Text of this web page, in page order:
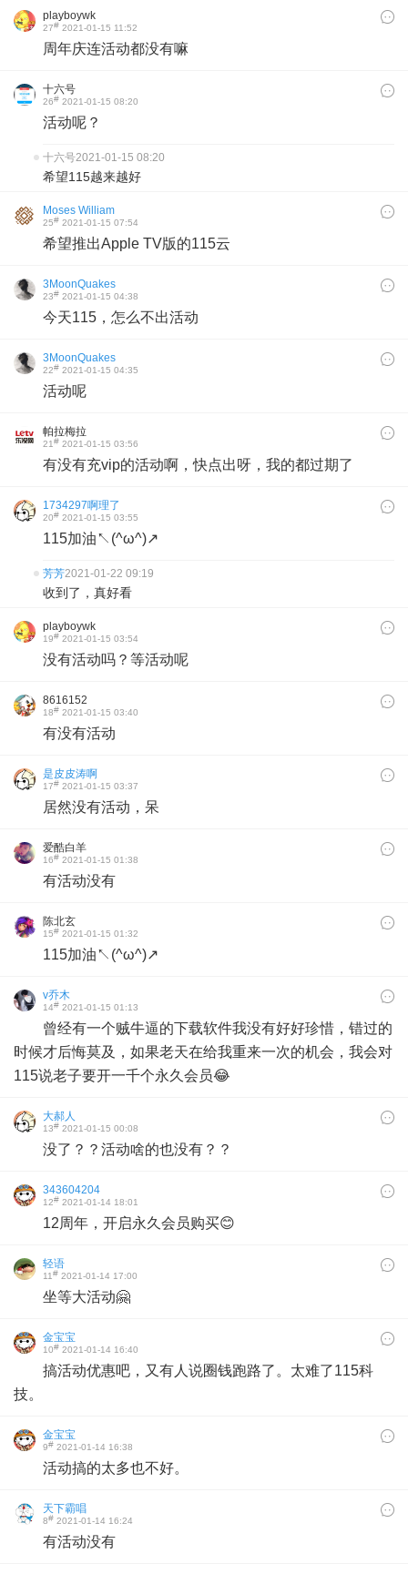
playboywk
27# 2021-01-15 11:52
周年庆连活动都没有嘛
十六号
26# 2021-01-15 08:20
活动呢？
十六号2021-01-15 08:20
希望115越来越好
Moses William
25# 2021-01-15 07:54
希望推出Apple TV版的115云
3MoonQuakes
23# 2021-01-15 04:38
今天115，怎么不出活动
3MoonQuakes
22# 2021-01-15 04:35
活动呢
帕拉梅拉
21# 2021-01-15 03:56
有没有充vip的活动啊，快点出呀，我的都过期了
1734297啊理了
20# 2021-01-15 03:55
115加油↖(^ω^)↗
芳芳2021-01-22 09:19
收到了，真好看
playboywk
19# 2021-01-15 03:54
没有活动吗？等活动呢
8616152
18# 2021-01-15 03:40
有没有活动
是皮皮涛啊
17# 2021-01-15 03:37
居然没有活动，呆
爱酷白羊
16# 2021-01-15 01:38
有活动没有
陈北玄
15# 2021-01-15 01:32
115加油↖(^ω^)↗
v乔木
14# 2021-01-15 01:13
曾经有一个贼牛逼的下载软件我没有好好珍惜，错过的
时候才后悔莫及，如果老天在给我重来一次的机会，我会对
115说老子要开一千个永久会员😂
大郝人
13# 2021-01-15 00:08
没了？？活动啥的也没有？？
343604204
12# 2021-01-14 18:01
12周年，开启永久会员购买😊
轻语
11# 2021-01-14 17:00
坐等大活动🤗
金宝宝
10# 2021-01-14 16:40
搞活动优惠吧，又有人说圈钱跑路了。太难了115科
技。
金宝宝
9# 2021-01-14 16:38
活动搞的太多也不好。
天下霸唱
8# 2021-01-14 16:24
有活动没有